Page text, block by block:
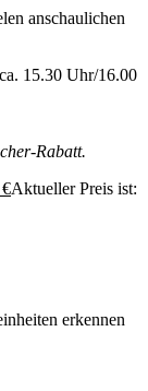
anschaulichen
15.30 Uhr/16.00
Rabatt.
€Aktueller Preis ist:
erkennen